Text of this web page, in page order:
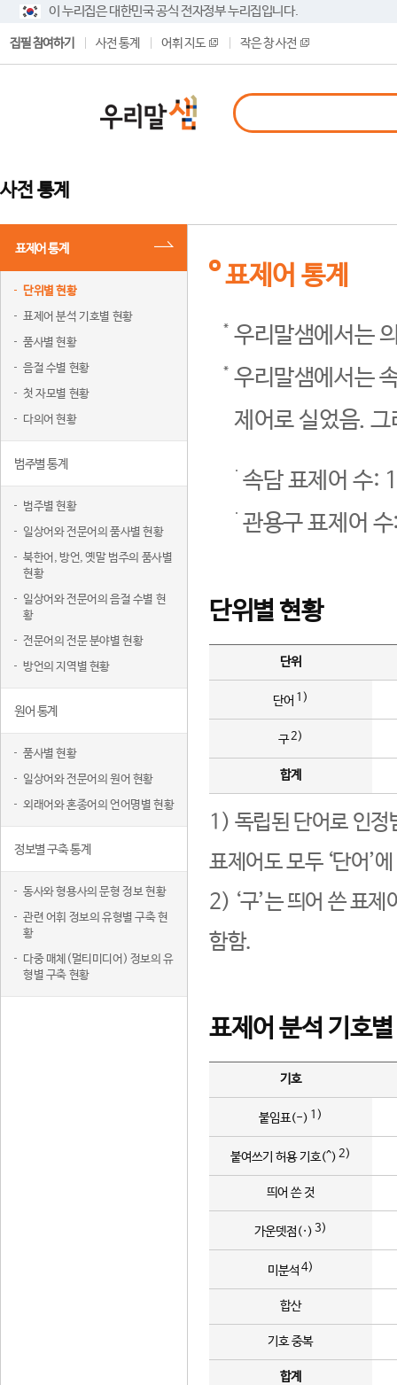
이 누리집은 대한민국 공식 전자정부 누리집입니다.
집필 참여하기 사전 통계 어휘 지도 작은 창 사전
사전 통계
표제어 통계
단위별 현황
표제어 분석 기호별 현황
품사별 현황
음절 수별 현황
첫 자모별 현황
다의어 현황
범주별 통계
범주별 현황
일상어와 전문어의 품사별 현황
북한어, 방언, 옛말 범주의 품사별
현황
일상어와 전문어의 음절 수별 현
황
전문어의 전문 분야별 현황
방언의 지역별 현황
원어 통계
품사별 현황
일상어와 전문어의 원어 현황
외래어와 혼종어의 언어명별 현황
정보별 구축 통계
동사와 형용사의 문형 정보 현황
관련 어휘 정보의 유형별 구축 현
황
다중 매체(멀티미디어) 정보의 유
형별 구축 현황
표제어 통계
우리말샘에서는
우리말샘에서는
제어로 실었음.
속담 표제어 수:
관용구 표제어
단위별 현황
단위
단어 1)
구2)
합계
1) 독립된 단어로 인정
표제어도 모두 ‘단어’
2) ‘구’는 띄어 쓴 표
함함.
표제어 분석 기호
기호
붙임표(-) 1)
붙여쓰기 허용 기호(^) 2)
띄어 쓴 것
가운뎃점(·) 3)
미분석 4)
합산
기호 중복
합계